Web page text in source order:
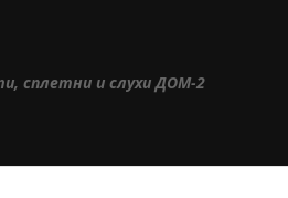
сплетни и слухи ДОМ-2